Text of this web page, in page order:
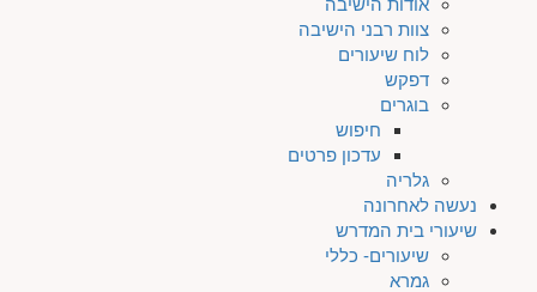
צוות רבני הישיבה
לוח שיעורים
דפקש
בוגרים
חיפוש
עדכון פרטים
גלריה
נעשה לאחרונה
שיעורי בית המדרש
שיעורים- כללי
גמרא